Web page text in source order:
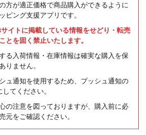
方が適正価格で商品購入ができるように
ピング支援アプリです。
イトに掲載している情報をせどり・転売
とを固く禁止いたします。
る入荷情報・在庫情報は確実な購入を保
りません。
ュ通知を使用するため、プッシュ通知の
てください。
の注意を図っておりますが、購入前に必
元をご確認ください。